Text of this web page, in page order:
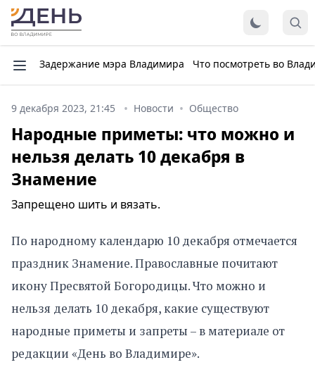
Задержание мэра Владимира Что посмотреть во
9 декабря 2023, 21:45 Новости Общество
Народные приметы: что можно и
нельзя делать 10 декабря в
Знамение
Запрещено шить и вязать.
По народному календарю 10 декабря отмечается
праздник Знамение. Православные почитают
икону Пресвятой Богородицы. Что можно и
нельзя делать 10 декабря, какие существуют
народные приметы и запреты – в материале от
редакции «День во Владимире».